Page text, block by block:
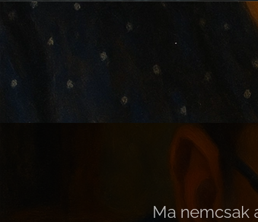
Ma nemcsak